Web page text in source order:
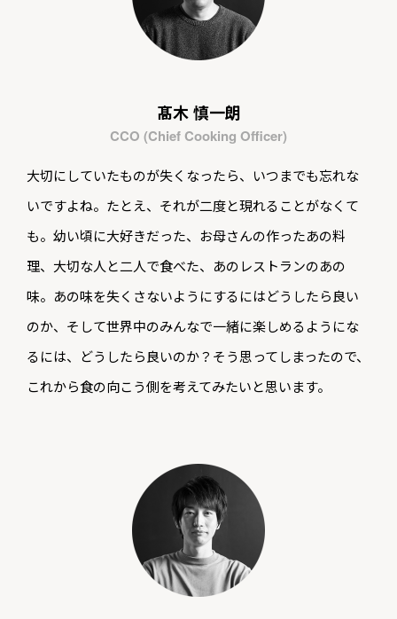
髙木 慎一朗
CCO (Chief Cooking Officer)
大切にしていたものが失くなったら、いつまでも忘れな
いですよね。たとえ、それが二度と現れることがなくて
も。幼い頃に大好きだった、お母さんの作ったあの料
理、大切な人と二人で食べた、あのレストランのあの
味。あの味を失くさないようにするにはどうしたら良い
のか、そして世界中のみんなで一緒に楽しめるようにな
るには、どうしたら良いのか？そう思ってしまったので、
これから食の向こう側を考えてみたいと思います。